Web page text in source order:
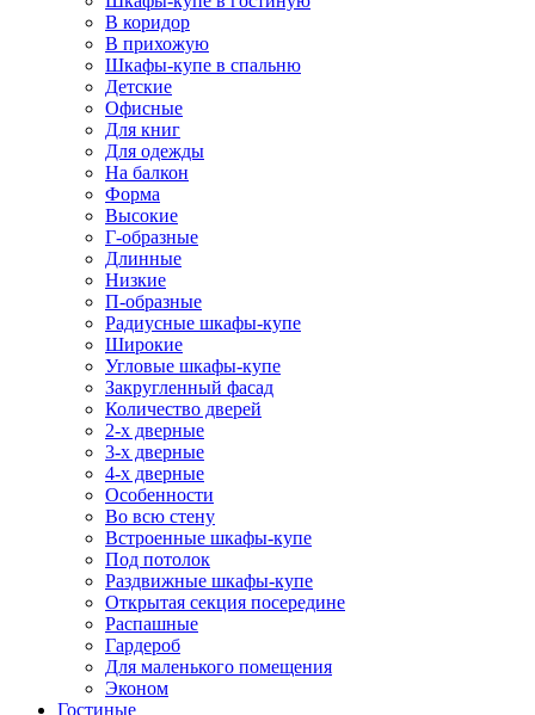
В коридор
В прихожую
Шкафы-купе в спальню
Детские
Офисные
Для книг
Для одежды
На балкон
Форма
Высокие
Г-образные
Длинные
Низкие
П-образные
Радиусные шкафы-купе
Широкие
Угловые шкафы-купе
Закругленный фасад
Количество дверей
2-х дверные
3-х дверные
4-х дверные
Особенности
Во всю стену
Встроенные шкафы-купе
Под потолок
Раздвижные шкафы-купе
Открытая секция посередине
Распашные
Гардероб
Для маленького помещения
Эконом
Гостиные